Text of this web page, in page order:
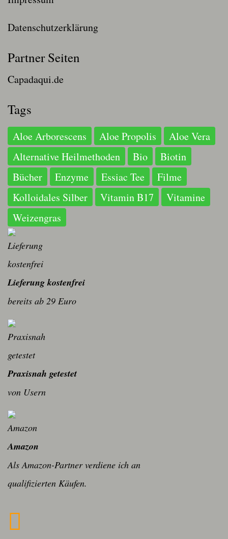
Datenschutzerklärung
Partner Seiten
Capadaqui.de
Tags
Aloe Arborescens Aloe Propolis
Aloe Vera
Alternative Heilmethoden
Bio
Biotin
Bücher
Enzyme Essiac Tee
Filme
Kolloidales Silber
Vitamin B17
Vitamine
Weizengras
Lieferung kostenfrei
bereits ab 29 Euro
Praxisnah getestet
von Usern
Amazon
Als Amazon-Partner verdiene ich an
qualifizierten Käufen.